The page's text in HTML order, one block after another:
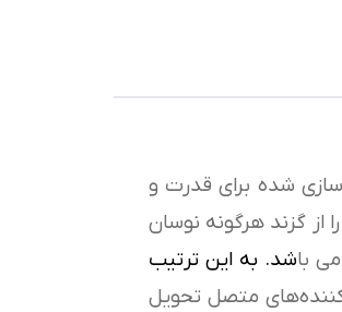
شده برای قدرت و
از گزند هرگونه نوسان
باشد. به این ترتیب
متصل تحویل